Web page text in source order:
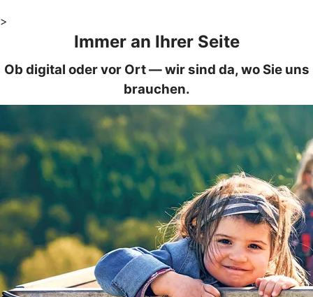
>
Immer an Ihrer Seite
Ob digital oder vor Ort — wir sind da, wo Sie uns
brauchen.